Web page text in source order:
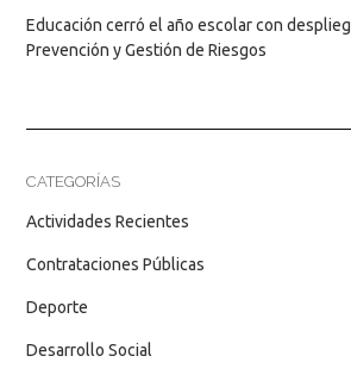
Educación cerró el año escolar con
Prevención y Gestión de Riesgos
CATEGORÍAS
Actividades Recientes
Contrataciones Públicas
Deporte
Desarrollo Social